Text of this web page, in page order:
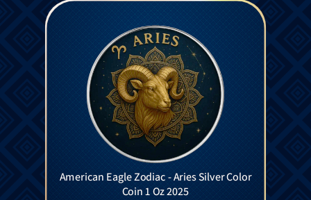
American Eagle Zodiac - Aries Silver Color
Coin 1 Oz 2025